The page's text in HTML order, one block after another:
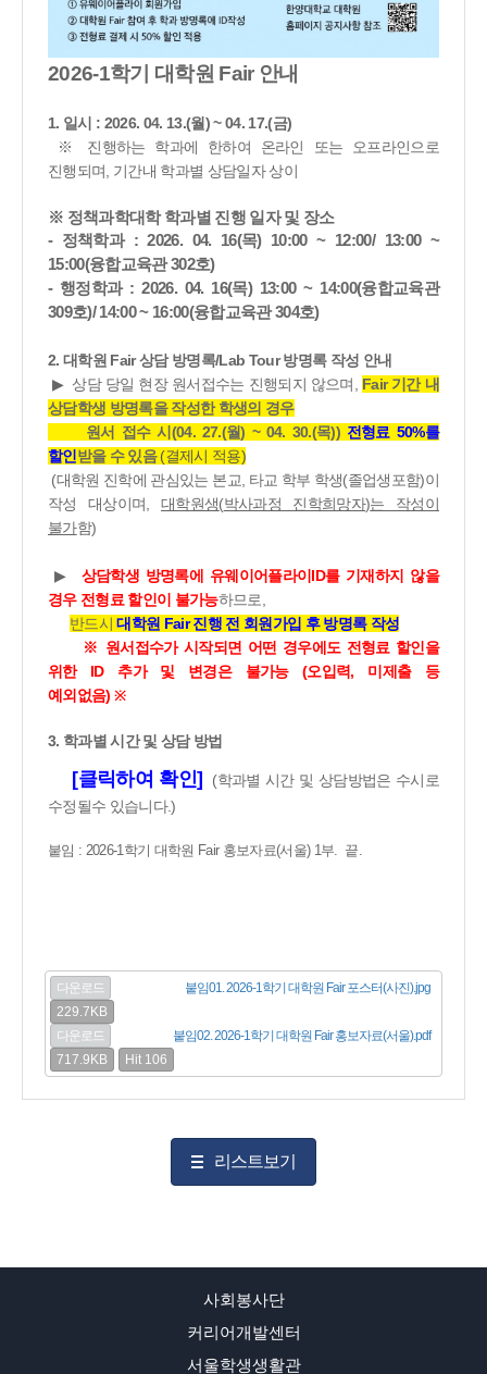
2026-1학기 대학원 Fair 안내
1. 일시 : 2026. 04. 13.(월) ~ 04. 17.(금)
※ 진행하는 학과에 한하여 온라인 또는 오프라인으로
진행되며 기간내 학과별 상담일자 상이
※ 정책과학대학 학과별 진행 일자 및 장소
- 정책학과 : 2026. 04. 16(목) 10:00 ~ 12:00/ 13:00 ~
15:00(융합교육관 302호)
- 행정학과 : 2026. 04. 16(목) 13:00 ~ 14:00(융합교육관
309호)/ 14:00 ~ 16:00(융합교육관 304호)
2. 대학원 Fair상담 방명록/Lab Tour방명록 작성 안내
▶ 상담 당일 현장 원서접수는 진행되지 않으며 Fair기간 내
상담학생 방명록을 작성한 학생의 경우
원서 접수 시 (04. 27.(월) ~ 04. 30.(목)) 전형료 50%를
할인 받을 수 있음(결제시 적용)
(대학원 진학에 관심있는 본교 타교 학부 학생(졸업생포함)이
작성 대상이며
대학원생(박사과정 진학희망자)는 작성이
불가함)
▶ 상담학생 방명록에 유웨이어플라이 ID를 기재하지 않을
경우 전형료 할인이 불가능하므로
반드시대학원 Fair진행 전 회원가입 후 방명록 작성
※ 원서접수가 시작되면 어떤 경우에도 전형료 할인을
위한 ID 추가 및 변경은 불가능 (오입력, 미제출 등
예외없음) ※
3. 학과별 시간 및 상담 방법
[클릭하여 확인] (학과별 시간 및 상담방법은 수시로
수정될수 있습니다.)
붙임 : 2026-1학기 대학원 Fair 홍보자료(서울) 1부. 끝.
다운로드
붙임01. 2026-1학기 대학원 Fair 포스터(사진).jpg
229.7KB
다운로드
붙임02. 2026-1학기 대학원 Fair 홍보자료(서울).pdf
717.9KB
Hit 106
리스트보기
사회봉사단
커리어개발센터
서울학생생활관